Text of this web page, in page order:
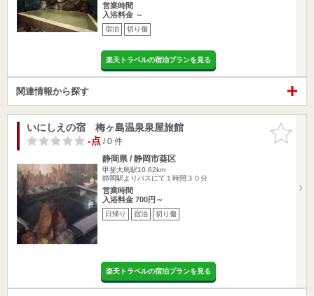
営業時間
入浴料金 ～
宿泊 切り傷
楽天トラベルの宿泊プランを見る
関連情報から探す
お気に入
りに追加
いにしえの宿 梅ヶ島温泉泉屋旅館
-点/ 0 件
静岡県 / 静岡市葵区
甲斐大島駅10.62km
静岡駅よりバスにて１時間３０分
営業時間
入浴料金 700円～
日帰り 宿泊 切り傷
楽天トラベルの宿泊プランを見る